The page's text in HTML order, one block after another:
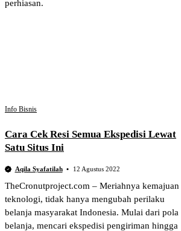
perhiasan.
Info Bisnis
Cara Cek Resi Semua Ekspedisi Lewat
Satu Situs Ini
Aqila Syafatilah 12 Agustus 2022
TheCronutproject.com – Meriahnya kemajuan
teknologi, tidak hanya mengubah perilaku
belanja masyarakat Indonesia. Mulai dari pola
belanja, mencari ekspedisi pengiriman hingga